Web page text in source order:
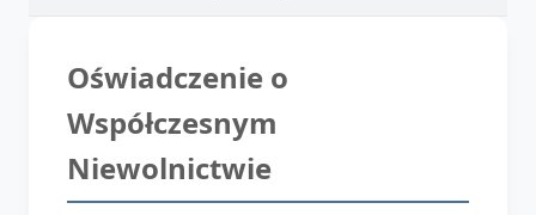
Oświadczenie o
Współczesnym
Niewolnictwie